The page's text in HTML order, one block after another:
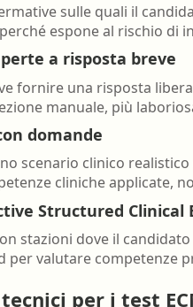
sulle quali il
espone al rischio di
a risposta breve
fornire una risposta
manuale, più
domande
scenario clinico
cliniche applicate,
Structured
stazioni dove il
per valutare competenze
per i test